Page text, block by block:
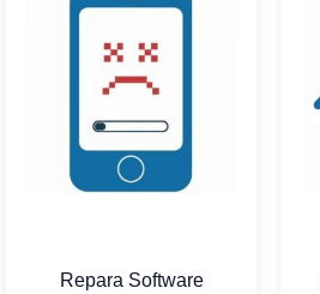
Repara Software